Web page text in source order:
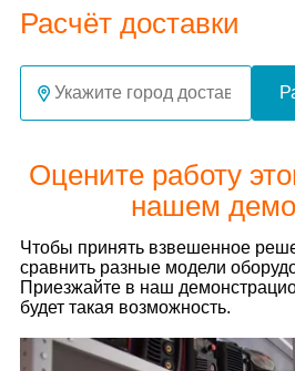
Расчёт доставки
Оцените работу
нашем
Чтобы принять взвешенное
сравнить разные модели
Приезжайте в наш
будет такая возможность.